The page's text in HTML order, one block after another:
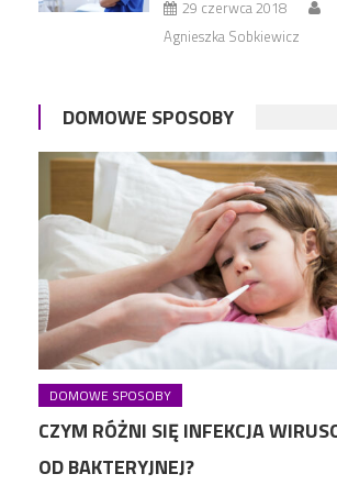
29 czerwca 2018
Agnieszka Sobkiewicz
DOMOWE SPOSOBY
DOMOWE SPOSOBY
CZYM RÓŻNI SIĘ INFEKCJA
OD BAKTERYJNEJ?